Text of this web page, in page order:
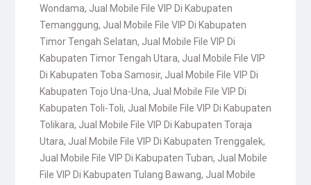
Wondama, Jual Mobile File VIP Di Kabupaten
Temanggung, Jual Mobile File VIP Di Kabupaten
Timor Tengah Selatan, Jual Mobile File VIP Di
Kabupaten Timor Tengah Utara, Jual Mobile File VIP
Di Kabupaten Toba Samosir, Jual Mobile File VIP Di
Kabupaten Tojo Una-Una, Jual Mobile File VIP Di
Kabupaten Toli-Toli, Jual Mobile File VIP Di Kabupaten
Tolikara, Jual Mobile File VIP Di Kabupaten Toraja
Utara, Jual Mobile File VIP Di Kabupaten Trenggalek,
Jual Mobile File VIP Di Kabupaten Tuban, Jual Mobile
File VIP Di Kabupaten Tulang Bawang, Jual Mobile